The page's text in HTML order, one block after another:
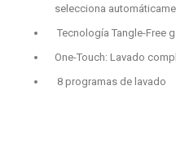
selecciona
⁠Tecnología Tangle-Free
⁠One-Touch: Lavado
⁠8 programas de lavado